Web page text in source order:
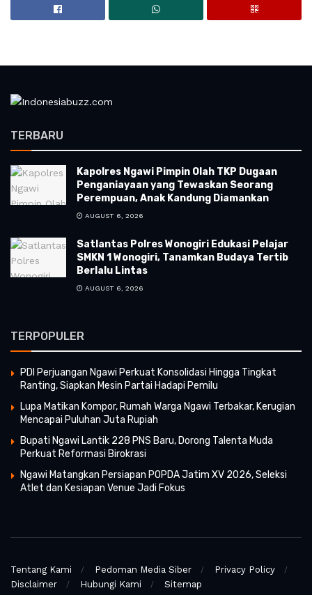
TERBARU
Kapolres Ngawi Pimpin Olah TKP Dugaan
Penganiayaan yang Tewaskan Seorang
Perempuan, Anak Kandung Diamankan
AUGUST 6, 2026
Satlantas Polres Wonogiri Edukasi Pelajar
SMKN 1 Wonogiri, Tanamkan Budaya Tertib
Berlalu Lintas
AUGUST 6, 2026
TERPOPULER
PDI Perjuangan Ngawi Perkuat Konsolidasi Hingga Tingkat
Ranting, Siapkan Mesin Partai Hadapi Pemilu
Lupa Matikan Kompor, Rumah Warga Ngawi Terbakar, Kerugian
Mencapai Puluhan Juta Rupiah
Bupati Ngawi Lantik 228 PNS Baru, Dorong Talenta Muda
Perkuat Reformasi Birokrasi
Ngawi Matangkan Persiapan POPDA Jatim XV 2026, Seleksi
Atlet dan Kesiapan Venue Jadi Fokus
Tentang Kami Pedoman Media Siber
Privacy Policy
Disclaimer
Hubungi Kami Sitemap